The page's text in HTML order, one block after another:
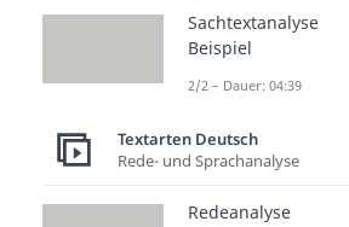
Sachtextanalyse
Beispiel
2/2 – Dauer: 04:39
Textarten Deutsch
Rede- und Sprachanalyse
Redeanalyse